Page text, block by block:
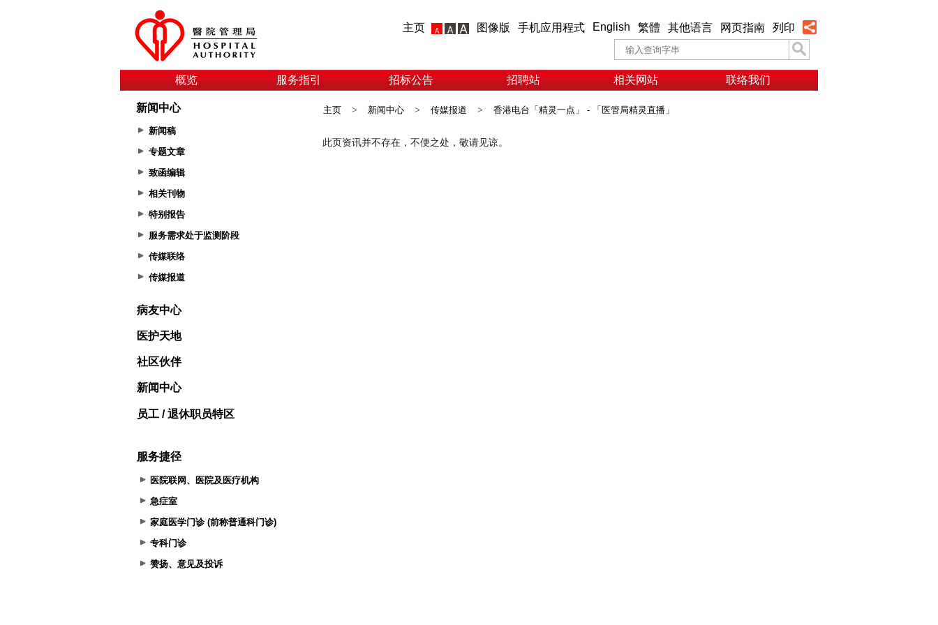
主页 图像版 手机应用程式 English 繁體 其他语言 网页指南 列印
概览 服务指引 招标公告 招聘站 相关网站 联络我们
新闻中心
新闻稿
专题文章
致函编辑
相关刊物
特别报告
服务需求处于监测阶段
传媒联络
传媒报道
病友中心
医护天地
社区伙伴
新闻中心
员工 / 退休职员特区
服务捷径
医院联网、医院及医疗机构
急症室
家庭医学门诊 (前称普通科门诊)
专科门诊
赞扬、意见及投诉
主页 > 新闻中心 > 传媒报道 > 香港电台「精灵一点」 - 「医管局精灵直播」